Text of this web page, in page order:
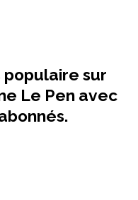
sur
Le Pen avec